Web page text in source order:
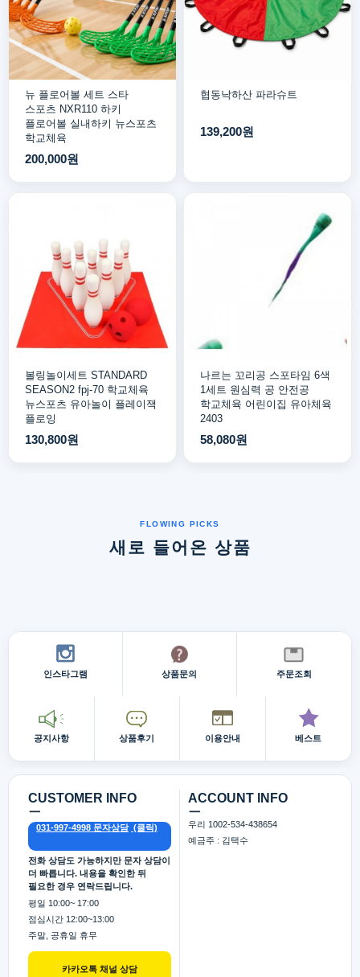
뉴 플로어볼 세트 스타
스포츠 NXR110 하키
플로어볼 실내하키 뉴스포츠
학교체육
200,000원
협동낙하산 파라슈트
139,200원
볼링놀이세트 STANDARD
SEASON2 fpj-70 학교체육
뉴스포츠 유아놀이 플레이잭
플로잉
130,800원
나르는 꼬리공 스포타임 6색
1세트 원심력 공 안전공
학교체육 어린이집 유아체육
2403
58,080원
새로 들어온 상품
인스타그램 상품문의 주문조회
공지사항 상품후기 이용안내 베스트
CUSTOMER INFO
카카오톡 채널 상담
ㅡ
031-997-4998 문자상담
전화 상담도 가능하지만 문자 상담이
더 빠릅니다. 내용을 확인한 뒤
필요한 경우 연락드립니다.
평일 10:00~ 17:00
점심시간 12:00~13:00
주말, 공휴일 휴무
ACCOUNT INFO
ㅡ
우리 1002-534-438654
예금주 : 김택수